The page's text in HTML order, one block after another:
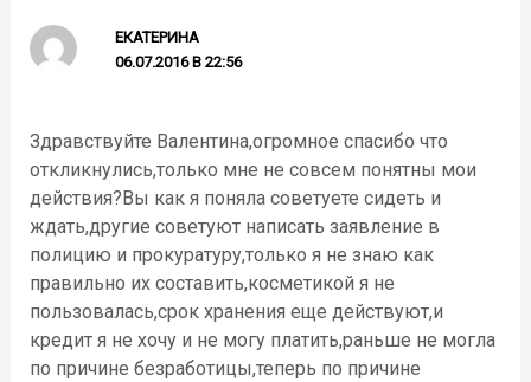
ЕКАТЕРИНА
06.07.2016 В 22:56
Здравствуйте Валентина,огромное спасибо что
откликнулись,только мне не совсем понятны мои
действия?Вы как я поняла советуете сидеть и
ждать,другие советуют написать заявление в
полицию и прокуратуру,только я не знаю как
правильно их составить,косметикой я не
пользовалась,срок хранения еще действуют,и
кредит я не хочу и не могу платить,раньше не могла
по причине безработицы,теперь по причине